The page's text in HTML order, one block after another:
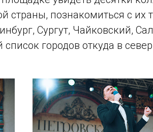
страны, познакомиться с их
Сургут, Чайковский,
городов откуда в